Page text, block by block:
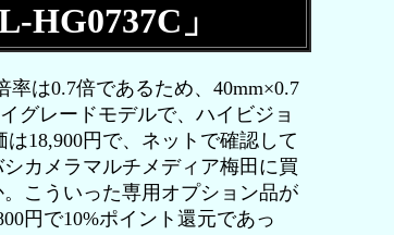
」
は0.7倍であるため、40mm×0.7
グレードモデルで、ハイビジョ
18,900円で、ネットで確認して
カメラマルチメディア梅田に買
こういった専用オプション品が
円で10%ポイント還元であっ